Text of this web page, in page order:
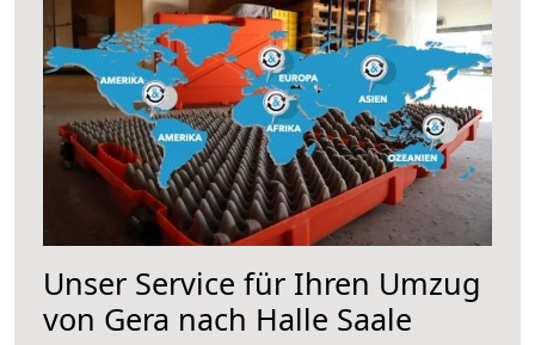
Unser Service für Ihren Umzug
von Gera nach Halle Saale